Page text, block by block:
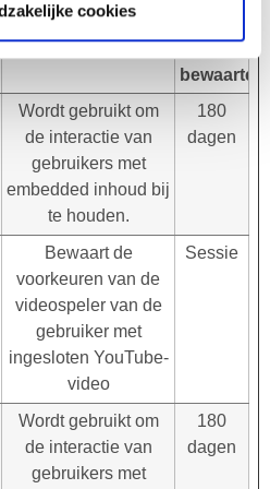
cookies
Doel
Maximale
Wordt gebruikt om
de interactie van
gebruikers met
embedded inhoud bij
te houden.
180
dagen
Bewaart de
voorkeuren van de
videospeler van de
gebruiker met
ingesloten YouTube-
video
Sessie
Wordt gebruikt om
de interactie van
gebruikers met
180
dagen